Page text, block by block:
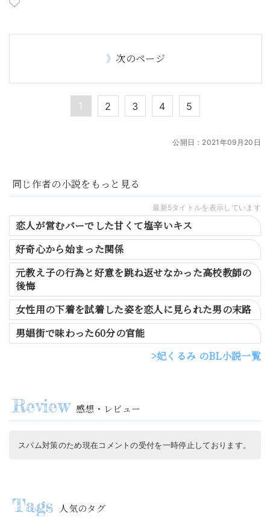
次のページ
1 2 3 4 5
公開日： 2021年09月20日
同じ作者の小説をもっと見る
最新5タイトルを表示しています
恋人が営むバーでした甘くて塩辛いキス
好奇心から始まった関係
元教え子の行為と好意を跳ね返せなかった高校教師の
後悔
女性用の下着を試着した姿を恋人に見られた男の末路
男娼街で味わった60分の官能
妃くるみ のBL小説一覧
感想・レビュー
スパム対策のため現在コメントの受付を一時停止しております。
人気のタグ